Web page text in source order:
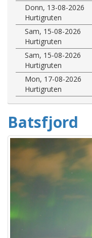
Donn, 13-08-2026
Hurtigruten
Sam, 15-08-2026
Hurtigruten
Sam, 15-08-2026
Hurtigruten
Mon, 17-08-2026
Hurtigruten
Batsfjord